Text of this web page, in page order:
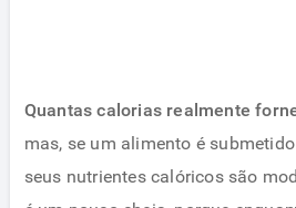
Quantas calorias realmente
mas, se um alimento é
seus nutrientes calóricos são